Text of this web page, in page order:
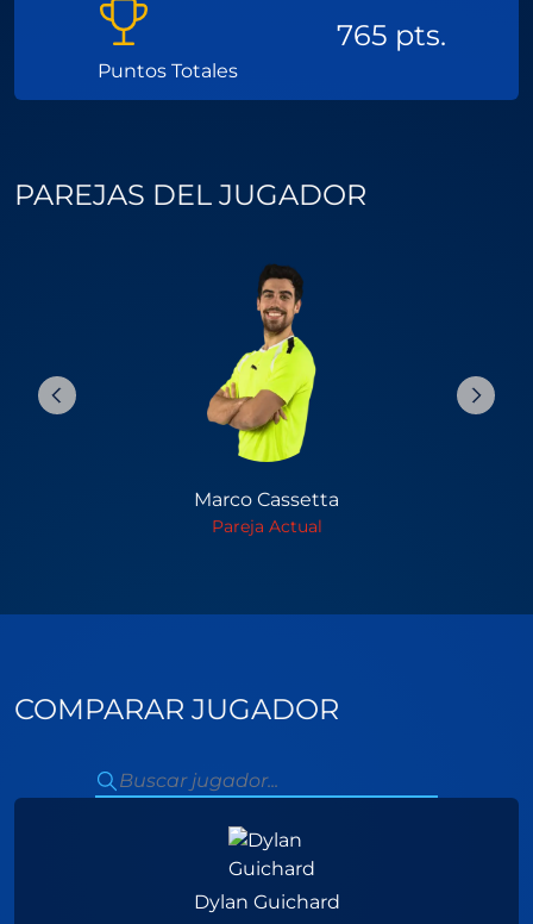
Puntos Totales
765 pts.
PAREJAS DEL JUGADOR
Marco Cassetta
Pareja Actual
COMPARAR JUGADOR
Dylan Guichard